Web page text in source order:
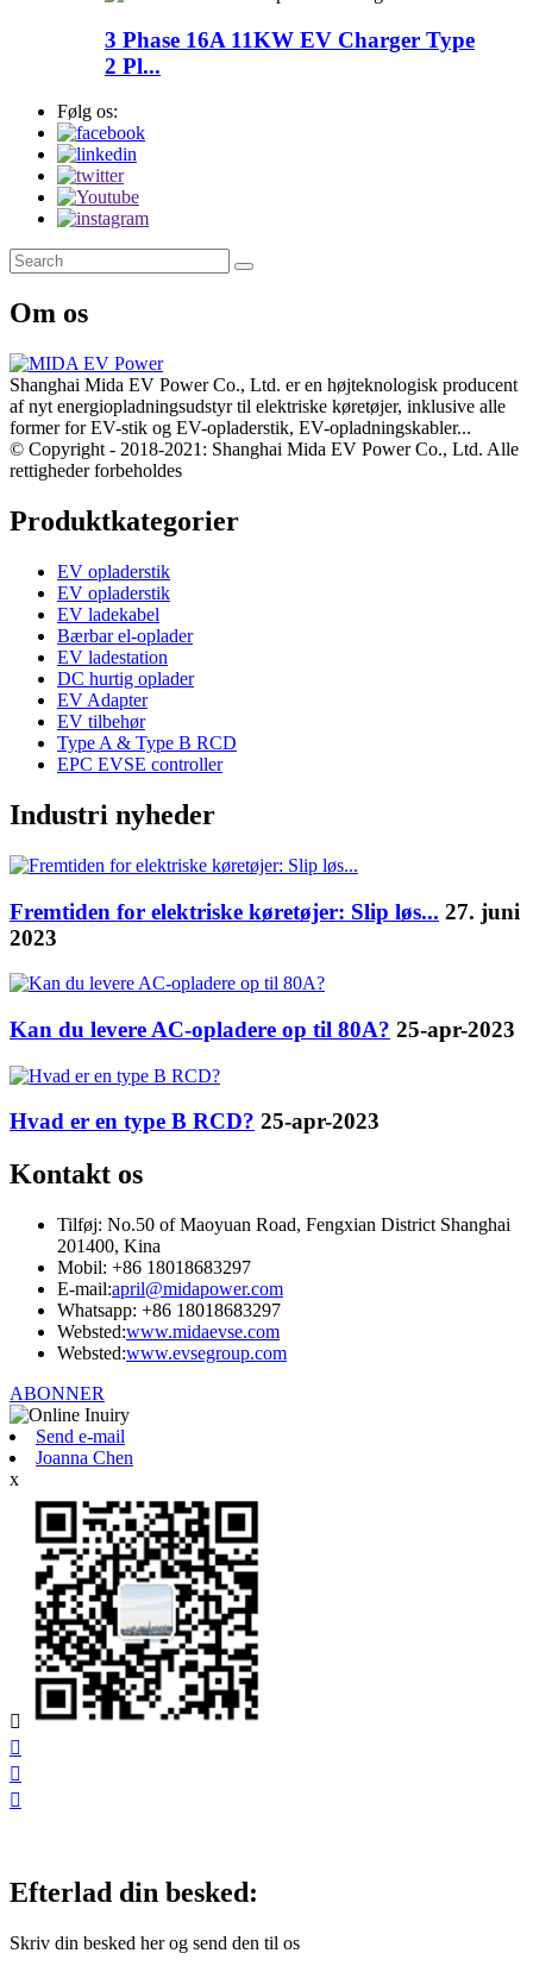
3 Phase 16A 11KW EV Charger Type
2 Pl...
Følg os:
Om os
Shanghai Mida EV Power Co., Ltd. er en højteknologisk producent
af nyt energiopladningsudstyr til elektriske køretøjer, inklusive alle
former for EV-stik og EV-opladerstik, EV-opladningskabler...
© Copyright - 2018-2021: Shanghai Mida EV Power Co., Ltd. Alle
rettigheder forbeholdes
Produktkategorier
EV opladerstik
EV opladerstik
EV ladekabel
Bærbar el-oplader
EV ladestation
DC hurtig oplader
EV Adapter
EV tilbehør
Type A & Type B RCD
EPC EVSE controller
Industri nyheder
Fremtiden for elektriske køretøjer: Slip løs... 27. juni
2023
Kan du levere AC-opladere op til 80A? 25-apr-2023
Hvad er en type B RCD? 25-apr-2023
Kontakt os
Tilføj: No.50 of Maoyuan Road, Fengxian District Shanghai
201400, Kina
Mobil: +86 18018683297
E-mail:april@midapower.com
Whatsapp: +86 18018683297
Websted:www.midaevse.com
Websted:www.evsegroup.com
ABONNER
Send e-mail
Joanna Chen
x




Efterlad din besked:
Skriv din besked her og send den til os